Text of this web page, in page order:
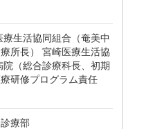
生活協同組合（奄美中
所長） 宮崎医療生活協
（総合診療科長、初期
研修プログラム責任
診療部